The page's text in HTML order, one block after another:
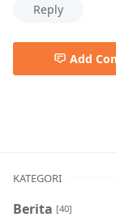
Reply
Add
KATEGORI
Berita [40]